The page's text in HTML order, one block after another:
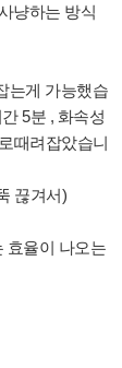
냥하는 방식
는게 가능했습
5분 , 화속성
때려잡았습니
끊겨서)
효율이 나오는